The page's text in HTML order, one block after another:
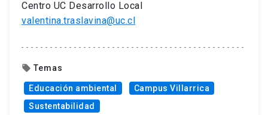
Centro UC Desarrollo Local
valentina.traslavina@uc.cl
local_offer Temas
Educación ambiental
Campus Villarrica
Sustentabilidad